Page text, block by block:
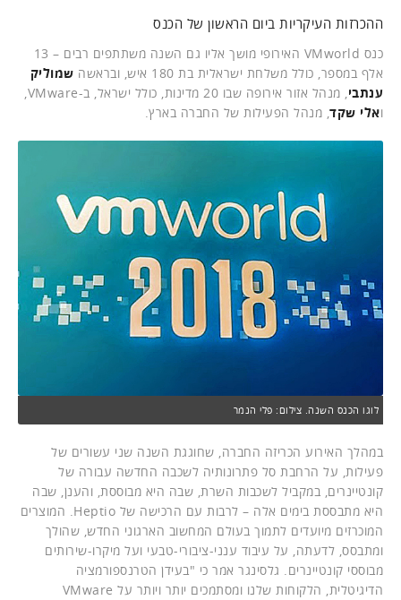
ההכרזות העיקריות ביום הראשון של הכנס
כנס VMworld האירופי מושך אליו גם השנה משתתפים רבים – 13
אלף במספר, כולל משלחת ישראלית בת 180 איש, ובראשה
שמוליק
ענתבי
ואלי שקד , מנהל הפעילות של החברה בארץ.
לוגו הכנס השנה. צילום: פלי הנמר
במהלך האירוע הכריזה החברה, שחוגגת השנה שני עשורים של
פעילות, על הרחבת סל פתרונותיה לשכבה החדשה עבורה של
קונטיינרים, במקביל לשכבות השרת, שבה היא מבוססת, והענן, שבה
היא מתבססת בימים אלה – לרבות עם הרכישה של Heptio. המוצרים
המוכרזים מיועדים לתמוך בעולם המחשוב הארגוני החדש, שהולך
ומתבסס, לדעתה, על עיבוד ענני-ציבורי-טבעי ועל מיקרו-שירותים
מבוססי קונטיינרים. גלסינגר אמר כי "בעידן הטרנספורמציה
הדיגיטלית, הלקוחות שלנו ומסתמכים יותר ויותר על VMware